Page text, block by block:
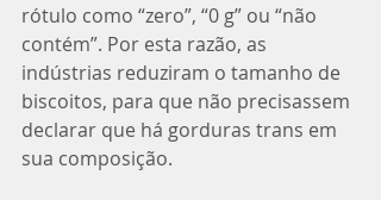
rótulo como “zero”, “0 g” ou “não
contém”. Por esta razão, as
indústrias reduziram o tamanho de
biscoitos, para que não precisassem
declarar que há gorduras trans em
sua composição.